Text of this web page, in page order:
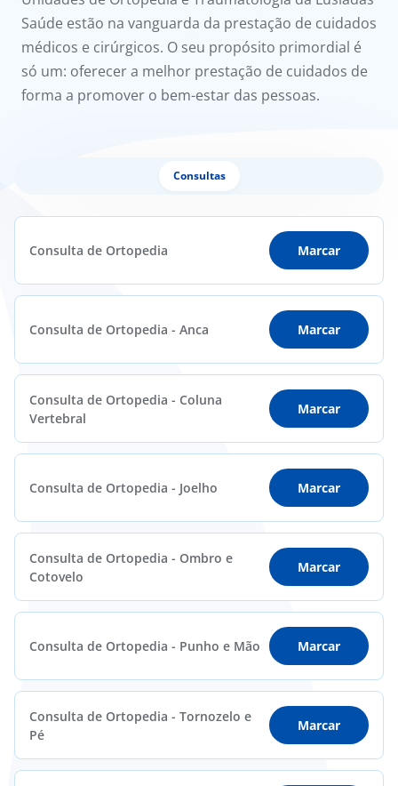
Saúde estão na vanguarda da prestação de cuidados
médicos e cirúrgicos. O seu propósito primordial é
só um: oferecer a melhor prestação de cuidados de
forma a promover o bem-estar das pessoas.
Consultas
Consulta de Ortopedia Marcar
Consulta de Ortopedia - Anca Marcar
Consulta de Ortopedia - Coluna
Vertebral
Marcar
Consulta de Ortopedia - Joelho Marcar
Consulta de Ortopedia - Ombro e
Cotovelo
Marcar
Consulta de Ortopedia - Punho e Mão Marcar
Consulta de Ortopedia - Tornozelo e
Pé
Marcar